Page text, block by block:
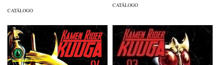
CATÁLOGO
CATÁLOGO